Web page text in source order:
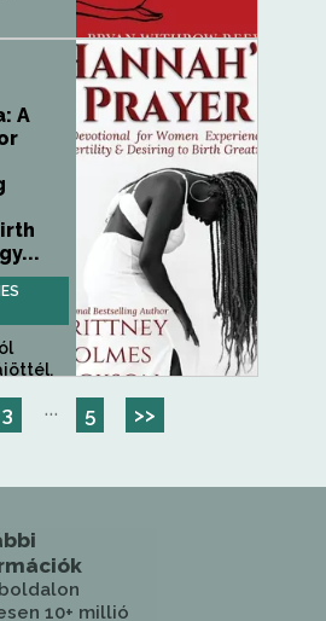
A
3 ··· 5 >>
10+ millió